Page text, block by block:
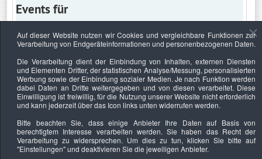
Events für
Keine Termine
Datenschutzerklärung Urheberrechtsnachweise Nachhaltigkeit
Copyright © 2026. Bundesverband Deutscher
Sachverständiger und Fachgutachter e.V..
Auf dieser Website nutzen wir Cookies und vergleichbare Funktionen zur
Verarbeitung von Endgeräteinformationen und personenbezogenen Daten.
Die Verarbeitung dient der Einbindung von Inhalten, externen Diensten
und Elementen Dritter, der statistischen Analyse/Messung, personalisierten
Werbung sowie der Einbindung sozialer Medien. Je nach Funktion werden
dabei Daten an Dritte weitergegeben und von diesen verarbeitet. Diese
Einwilligung ist freiwillig, für die Nutzung unserer Website nicht erforderlich
und kann jederzeit über das Icon links unten widerrufen werden.
Bitte beachten Sie, dass einige Anbieter Ihre Daten auf Basis von
berechtigtem Interesse verarbeiten werden. Sie haben das Recht der
Verarbeitung zu widersprechen. Um dies zu tun, klicken Sie bitte auf
"Einstellungen"und deaktivieren Sie die jeweiligen Anbieter.